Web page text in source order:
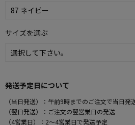
サイズを選ぶ
発送予定日について
（当日発送）：午前9時までのご注文で当日発
（翌日発送）：ご注文の翌営業日の発送
（4営業日）：2～4営業日で発送予定